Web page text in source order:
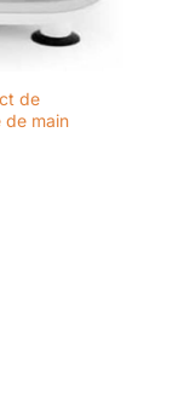
de
de main